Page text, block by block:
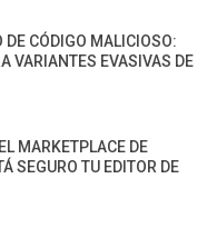
DE CÓDIGO MALICIOSO:
VARIANTES EVASIVAS DE
MARKETPLACE DE
SEGURO TU EDITOR DE